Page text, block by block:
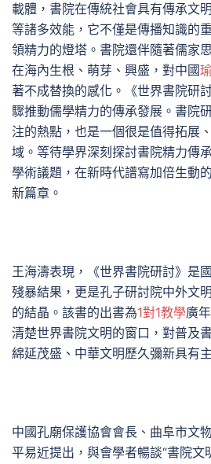
載體，書院在傳統社會具有傳承文
等諸多效能，它不僅是傳播知識的
領精力的燈塔。書院還伴隨著儒家
在海內生根、萌芽、興盛，對中國
著不成替換的感化。《世界書院研
驟推動儒學精力的傳承發展。書院
注的熱點，也是一個很是值得拓展
域。等待學界深刻探討書院精力傳
學術議題，在新時代譜寫加倍生動
新篇章。
王海濤表現，《世界書院研討》是
殘暴結果，更是孔子研討院中外文
的結晶。該書的出書為1對1教學廣
清楚世界書院文明的窗口，對普及
綿延茂盛、中華文明歷久彌新具有
中國孔廟保護協會會長、曲阜市文
平易近提出，與會學者暢談“書院文